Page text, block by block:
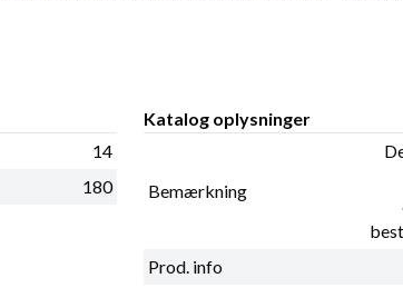
14
180
Katalog oplysninger
Bemærkning
Prod. info